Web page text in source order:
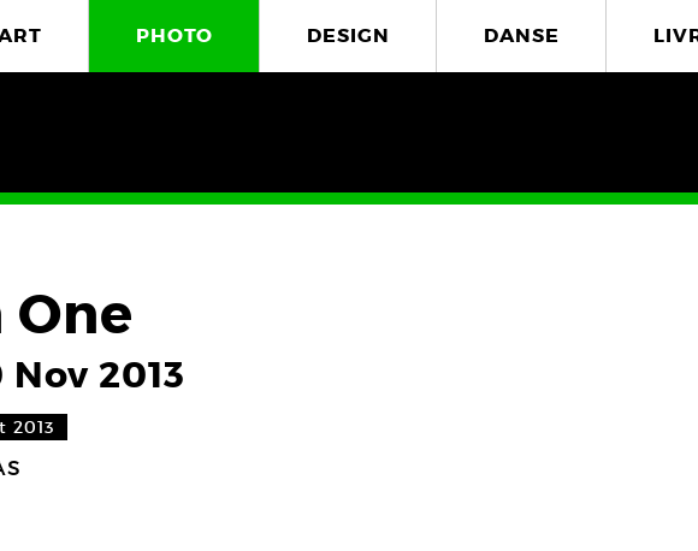
PHOTO DESIGN DANSE
One
Nov 2013
2013